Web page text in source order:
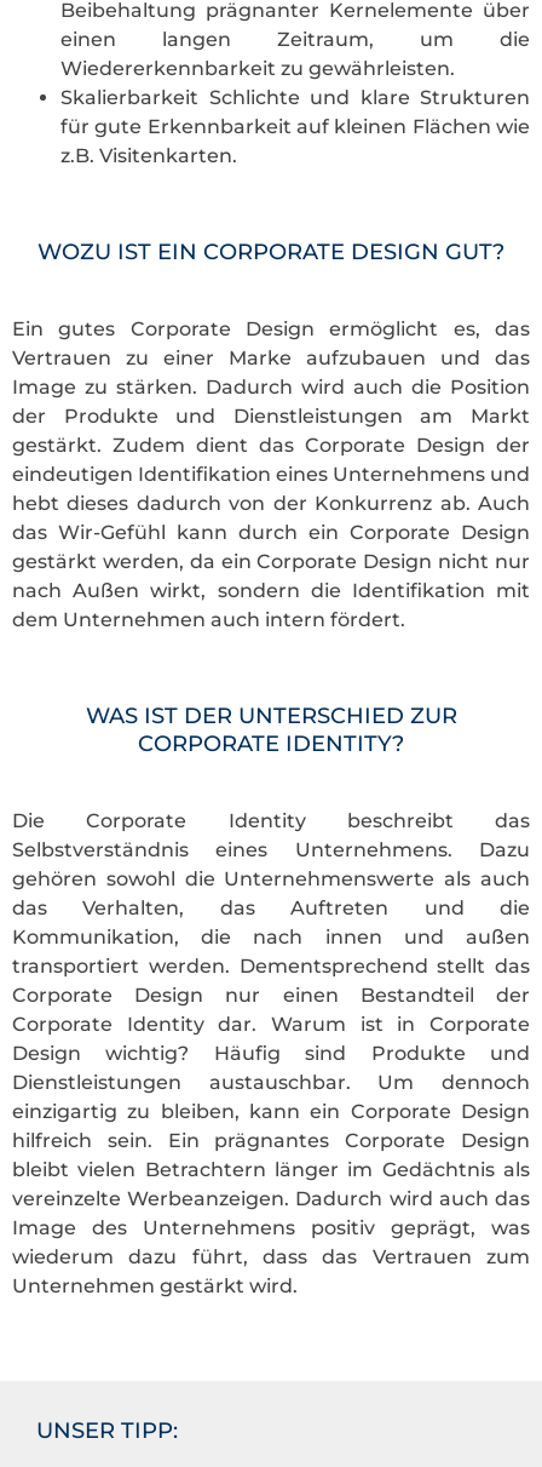
Beibehaltung prägnanter Kernelemente über
einen langen Zeitraum, um die
Wiedererkennbarkeit zu gewährleisten.
Skalierbarkeit Schlichte und klare Strukturen
für gute Erkennbarkeit auf kleinen Flächen wie
z.B. Visitenkarten.
WOZU IST EIN CORPORATE DESIGN GUT?
Ein gutes Corporate Design ermöglicht es, das
Vertrauen zu einer Marke aufzubauen und das
Image zu stärken. Dadurch wird auch die Position
der Produkte und Dienstleistungen am Markt
gestärkt. Zudem dient das Corporate Design der
eindeutigen Identifikation eines Unternehmens und
hebt dieses dadurch von der Konkurrenz ab. Auch
das Wir-Gefühl kann durch ein Corporate Design
gestärkt werden, da ein Corporate Design nicht nur
nach Außen wirkt, sondern die Identifikation mit
dem Unternehmen auch intern fördert.
WAS IST DER UNTERSCHIED ZUR
CORPORATE IDENTITY?
Die Corporate Identity beschreibt das
Selbstverständnis eines Unternehmens. Dazu
gehören sowohl die Unternehmenswerte als auch
das Verhalten, das Auftreten und die
Kommunikation, die nach innen und außen
transportiert werden. Dementsprechend stellt das
Corporate Design nur einen Bestandteil der
Corporate Identity dar. Warum ist in Corporate
Design wichtig? Häufig sind Produkte und
Dienstleistungen austauschbar. Um dennoch
einzigartig zu bleiben, kann ein Corporate Design
hilfreich sein. Ein prägnantes Corporate Design
bleibt vielen Betrachtern länger im Gedächtnis als
vereinzelte Werbeanzeigen. Dadurch wird auch das
Image des Unternehmens positiv geprägt, was
wiederum dazu führt, dass das Vertrauen zum
Unternehmen gestärkt wird.
UNSER TIPP: